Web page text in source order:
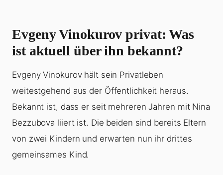
Evgeny Vinokurov privat: Was
ist aktuell über ihn bekannt?
Evgeny Vinokurov hält sein Privatleben
weitestgehend aus der Öffentlichkeit heraus.
Bekannt ist, dass er seit mehreren Jahren mit Nina
Bezzubova liiert ist. Die beiden sind bereits Eltern
von zwei Kindern und erwarten nun ihr drittes
gemeinsames Kind.